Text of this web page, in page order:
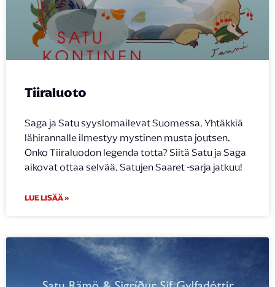
Tiiraluoto
Saga ja Satu syyslomailevat Suomessa. Yhtäkkiä
lähirannalle ilmestyy mystinen musta joutsen.
Onko Tiiraluodon legenda totta? Siitä Satu ja Saga
aikovat ottaa selvää. Satujen Saaret -sarja jatkuu!
LUE LISÄÄ »